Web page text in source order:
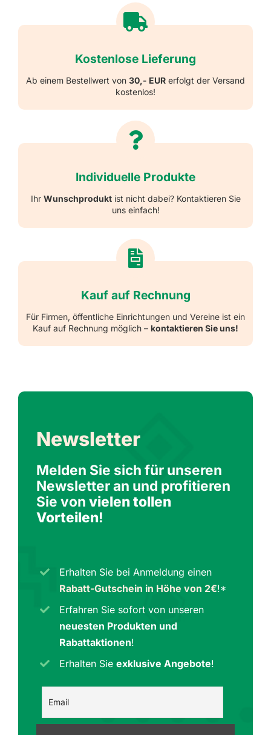
Kostenlose Lieferung
Ab einem Bestellwert von 30,- EUR erfolgt der Versand
kostenlos!
Individuelle Produkte
Ihr Wunschproduktist nicht dabei? Kontaktieren Sie
uns einfach!
Kauf auf Rechnung
Für Firmen, öffentliche Einrichtungen und Vereine ist ein
Kauf auf Rechnung möglich – kontaktieren Sie uns!
Newsletter
Melden Sie sich für unseren
Newsletter an und profitieren
Sie von vielen tollen
Vorteilen!
Erhalten Sie bei Anmeldung einen
Rabatt-Gutschein in Höhe von 2€!*
Erfahren Sie sofort von unseren
neuesten Produkten und
Rabattaktionen!
Erhalten Sieexklusive Angebote!